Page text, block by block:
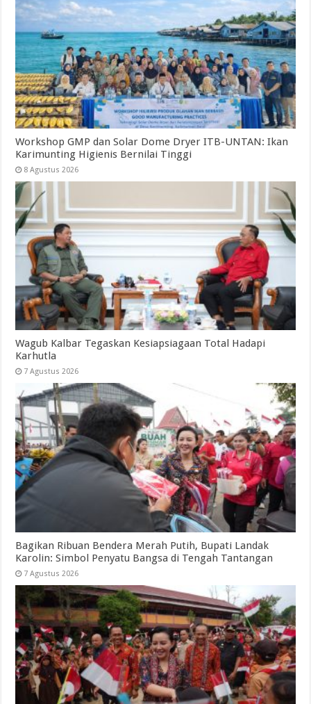
Workshop GMP dan Solar Dome Dryer ITB-UNTAN: Ikan
Karimunting Higienis Bernilai Tinggi
8 Agustus 2026
Wagub Kalbar Tegaskan Kesiapsiagaan Total Hadapi
Karhutla
7 Agustus 2026
Bagikan Ribuan Bendera Merah Putih, Bupati Landak
Karolin: Simbol Penyatu Bangsa di Tengah Tantangan
7 Agustus 2026